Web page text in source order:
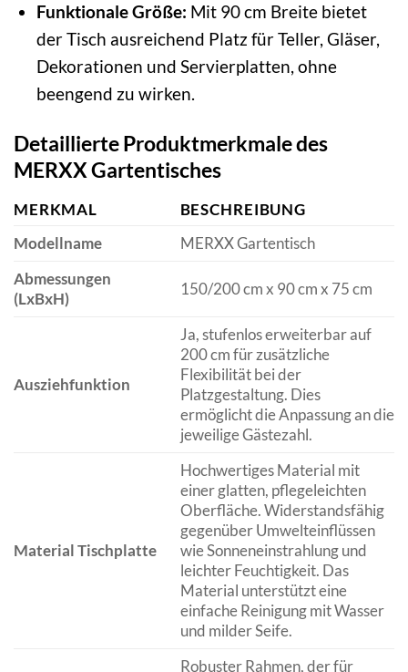
Funktionale Größe: Mit 90 cm Breite bietet
der Tisch ausreichend Platz für Teller, Gläser,
Dekorationen und Servierplatten, ohne
beengend zu wirken.
Detaillierte Produktmerkmale des
MERXX Gartentisches
MERKMAL
BESCHREIBUNG
Modellname
MERXX Gartentisch
Abmessungen
(LxBxH)
150/200 cm x 90 cm x 75 cm
Ausziehfunktion
Ja, stufenlos erweiterbar auf
200 cm für zusätzliche
Flexibilität bei der
Platzgestaltung. Dies
ermöglicht die Anpassung an die
jeweilige Gästezahl.
Material Tischplatte
Hochwertiges Material mit
einer glatten, pflegeleichten
Oberfläche. Widerstandsfähig
gegenüber Umwelteinflüssen
wie Sonneneinstrahlung und
leichter Feuchtigkeit. Das
Material unterstützt eine
einfache Reinigung mit Wasser
und milder Seife.
Robuster Rahmen, der für